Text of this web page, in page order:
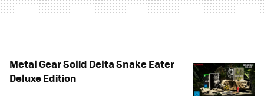
Metal Gear Solid Delta Snake Eater
Deluxe Edition